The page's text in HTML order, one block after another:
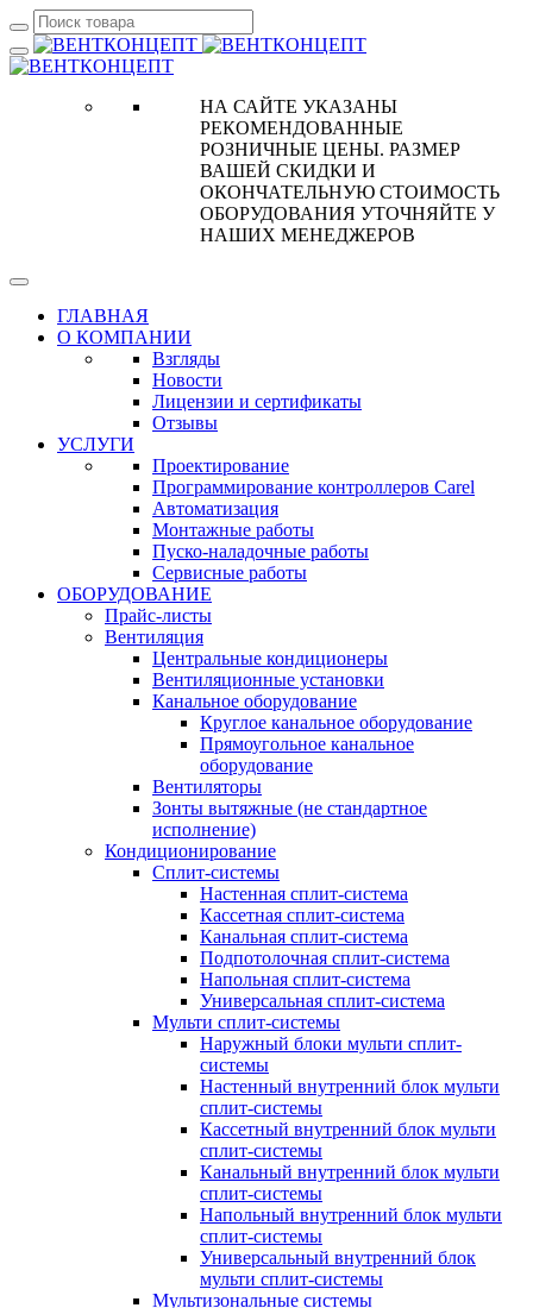
НА САЙТЕ УКАЗАНЫ
РЕКОМЕНДОВАННЫЕ
РОЗНИЧНЫЕ ЦЕНЫ. РАЗМЕР
ВАШЕЙ СКИДКИ И
ОКОНЧАТЕЛЬНУЮ СТОИМОСТЬ
ОБОРУДОВАНИЯ УТОЧНЯЙТЕ У
НАШИХ МЕНЕДЖЕРОВ
ГЛАВНАЯ
О КОМПАНИИ
Взгляды
Новости
Лицензии и сертификаты
Отзывы
УСЛУГИ
Проектирование
Программирование контроллеров Carel
Автоматизация
Монтажные работы
Пуско-наладочные работы
Сервисные работы
ОБОРУДОВАНИЕ
Прайс-листы
Вентиляция
Центральные кондиционеры
Вентиляционные установки
Канальное оборудование
Круглое канальное оборудование
Прямоугольное канальное
оборудование
Вентиляторы
Зонты вытяжные (не стандартное
исполнение)
Кондиционирование
Сплит-системы
Настенная сплит-система
Кассетная сплит-система
Канальная сплит-система
Подпотолочная сплит-система
Напольная сплит-система
Универсальная сплит-система
Мульти сплит-системы
Наружный блоки мульти сплит-
системы
Настенный внутренний блок мульти
сплит-системы
Кассетный внутренний блок мульти
сплит-системы
Канальный внутренний блок мульти
сплит-системы
Напольный внутренний блок мульти
сплит-системы
Универсальный внутренний блок
мульти сплит-системы
Мультизональные системы